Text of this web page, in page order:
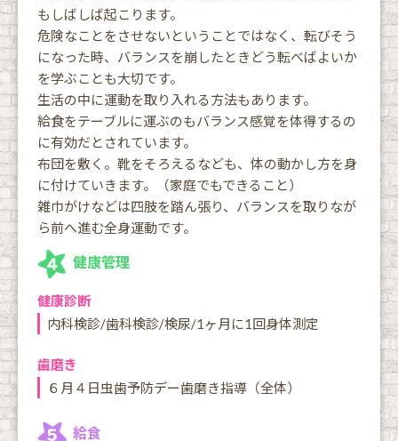
もしばしば起こります。
危険なことをさせないということではなく、転びそう
になった時、バランスを崩したときどう転べばよいか
を学ぶことも大切です。
生活の中に運動を取り入れる方法もあります。
給食をテーブルに運ぶのもバランス感覚を体得するの
に有効だとされています。
布団を敷く。靴をそろえるなども、体の動かし方を身
に付けていきます。（家庭でもできること）
雑巾がけなどは四肢を踏ん張り、バランスを取りなが
ら前へ進む全身運動です。
健康管理
健康診断
内科検診/歯科検診/検尿/1ヶ月に1回身体測定
歯磨き
６月４日虫歯予防デー歯磨き指導（全体）
給食